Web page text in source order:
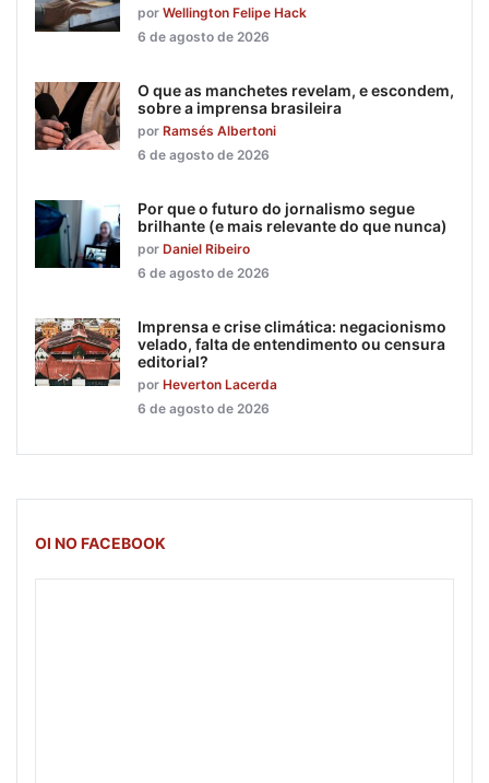
por Wellington Felipe Hack
6 de agosto de 2026
O que as manchetes revelam, e escondem,
sobre a imprensa brasileira
por Ramsés Albertoni
6 de agosto de 2026
Por que o futuro do jornalismo segue
brilhante (e mais relevante do que nunca)
por Daniel Ribeiro
6 de agosto de 2026
Imprensa e crise climática: negacionismo
velado, falta de entendimento ou censura
editorial?
por Heverton Lacerda
6 de agosto de 2026
OI NO FACEBOOK